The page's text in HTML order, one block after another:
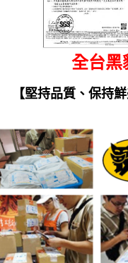
全台黑
【堅持品質、保持